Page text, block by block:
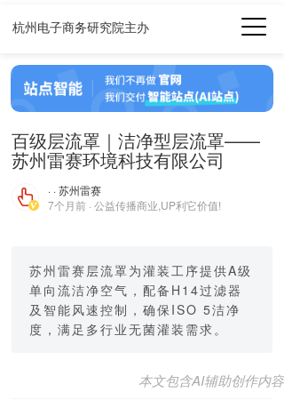
杭州电子商务研究院主办
百级层流罩｜洁净型层流罩——
苏州雷赛环境科技有限公司
· · 苏州雷赛
7个月前 · 公益传播商业,UP利它价值!
苏州雷赛层流罩为灌装工序提供A级
单向流洁净空气，配备H14过滤器
及智能风速控制，确保ISO 5洁净
度，满足多行业无菌灌装需求。
本文包含AI辅助创作内容